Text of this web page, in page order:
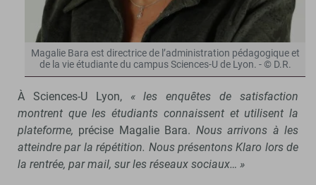
Magalie Bara est directrice de l’administration pédagogique et
de la vie étudiante du campus Sciences-U de Lyon. - © D.R.
À Sciences-U Lyon, « les enquêtes de satisfaction
montrent que les étudiants connaissent et utilisent la
plateforme, précise Magalie Bara. Nous arrivons à les
atteindre par la répétition. Nous présentons Klaro lors de
la rentrée, par mail, sur les réseaux sociaux… »